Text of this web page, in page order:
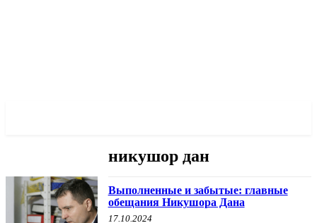
никушор дан
Выполненные и забытые: главные
обещания Никушора Дана
17.10.2024